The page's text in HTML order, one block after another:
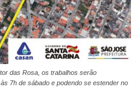
das Rosa, os trabalhos serão
7h de sábado e podendo se estender no